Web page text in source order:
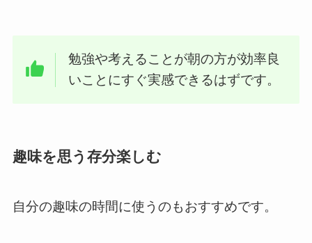
勉強や考えることが朝の方が効率良
いことにすぐ実感できるはずです。
趣味を思う存分楽しむ
自分の趣味の時間に使うのもおすすめです。